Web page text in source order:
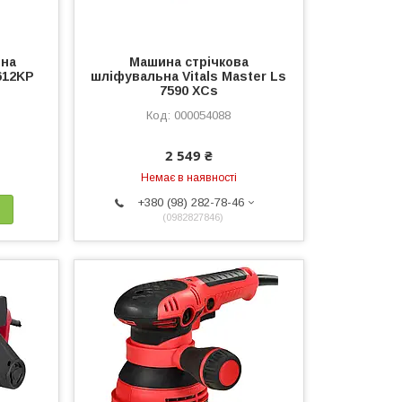
Машина стрічкова
шліфувальна Vitals Master Ls
7590 XCs
000054088
2 549 ₴
Немає в наявності
+380 (98) 282-78-46
0982827846